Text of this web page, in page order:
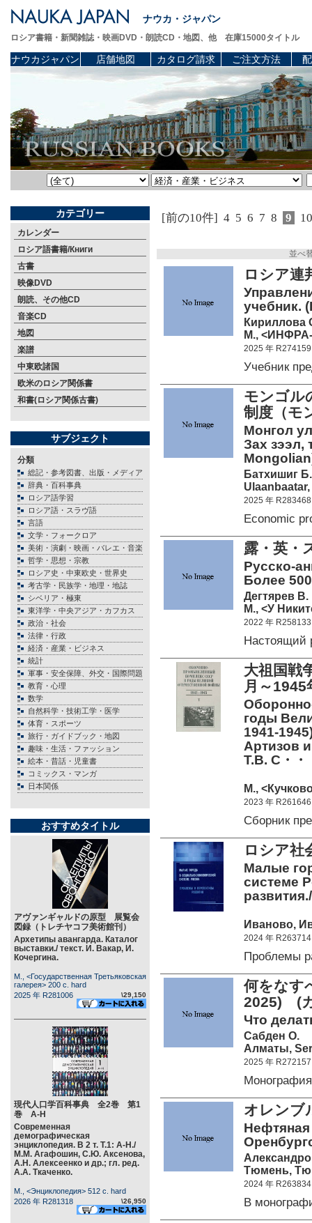
ナウカ・ジャパン
ロシア書籍・新聞雑誌・映画DVD・朗読CD・地図、他 在庫15000タイトル
ナウカジャパン 店舗地図 カタログ請求 ご注文方法
カテゴリー
カレンダー
ロシア語書籍/Книги
古書
映像DVD
朗読、その他CD
音楽CD
地図
楽譜
中東欧諸国
欧米のロシア関係書
和書(ロシア関係古書)
サブジェクト
分類
総記・参考図書、出版・メディア
辞典・百科事典
ロシア語学習
ロシア語・スラヴ語
言語
文学・フォークロア
美術・演劇・映画・バレエ・音楽
哲学・思想・宗教
ロシア史・中東欧史・世界史
考古学・民族学・地理・地誌
シベリア・極東
東洋学・中央アジア・カフカス
政治・社会
法律・行政
経済・産業・ビジネス
統計
軍事・安全保障、外交・国際問題
教育・心理
数学
自然科学・技術工学・医学
体育・スポーツ
旅行・ガイドブック・地図
趣味・生活・ファッション
絵本・昔話・児童書
コミックス・マンガ
日本関係
おすすめタイトル
アヴァンギャルドの原型 展覧会
図録（トレチヤコフ美術館刊）
Архетипы авангарда. Каталог
выставки./ текст. И. Вакар, И.
Кочергина.
М., <Государственная Третьяковская
галерея> 200 c. hard
2025 年 R281006
\29,150
現代人口学百科事典 全2巻 第1
巻 А-Н
Современная
демографическая
энциклопедия. В 2 т. Т.1: А-Н./
М.М. Агафошин, С.Ю. Аксенова,
А.Н. Алексеенко и др.; гл. ред.
А.А. Ткаченко.
М., <Энциклопедия> 512 c. hard
2026 年 R281318
\26,950
[前の10件] 4 5 6 7 8 9 10
並べ
ロシア連
учебник.
Кириллова
М., <ИНФРА-
2025 年 R274159
Учебник
モンゴル
制度（モ
Монгол
Зах зээл,
Батхишиг Б.
2025 年 R283468
Economic
露・英・
Русско-
Более
Дегтярев В.
М., <У
2022 年 R258133
Настоящий
大祖国戦
月～
годы
1941-
Артизов
Т.В. С・・
М.,
2023 年 R261646
Сборник
ロシア社
Малые
системе
Иваново,
2024 年 R263714
Проблемы
何をなす
2025) (
Что
Сабден О.
Алматы,
2025 年 R272157
オレンブ
Тюмень,
2024 年 R263834
В